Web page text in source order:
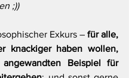
;))
Exkurs – für alle,
knackiger haben wollen,
Beispiel für